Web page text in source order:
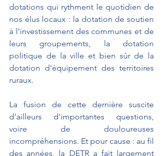
dotations qui rythment le quotidien de
nos élus locaux : la dotation de soutien
à l'investissement des communes et de
leurs groupements, la dotation
politique de la ville et bien sûr de la
dotation d'équipement des territoires
ruraux.
La fusion de cette dernière suscite
d'ailleurs d'importantes questions,
voire de douloureuses
incompréhensions. Et pour cause : au fil
des années, la DETR a fait largement